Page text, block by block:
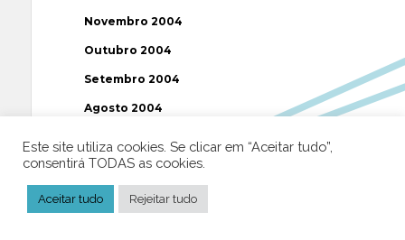
Novembro 2004
Outubro 2004
Setembro 2004
Agosto 2004
Junho 2004
Maio 2004
Este site utiliza cookies. Se clicar em “Aceitar tudo”,
consentirá TODAS as cookies.
Aceitar tudo Rejeitar tudo